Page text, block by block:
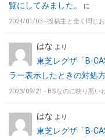
覧にしてみました。
に
2024/01/03 - 投稿主と全く同じ
はな より
東芝レグザ「B-
ラー表示したときの対処
2023/09/21 - BSなのに映り悪い
はな より
東芝レグザ「B-